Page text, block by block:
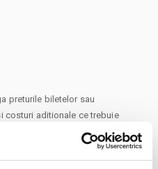
preturile biletelor sau
costuri aditionale ce trebuie
intermediere, procesare, emitere
in care veti solicita livrarea
cost Asigurare En Garde (in cazul